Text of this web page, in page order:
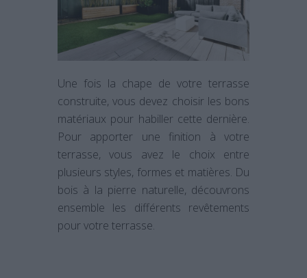
Une fois la chape de votre terrasse
construite, vous devez choisir les bons
matériaux pour habiller cette dernière.
Pour apporter une finition à votre
terrasse, vous avez le choix entre
plusieurs styles, formes et matières. Du
bois à la pierre naturelle, découvrons
ensemble les différents revêtements
pour votre terrasse.